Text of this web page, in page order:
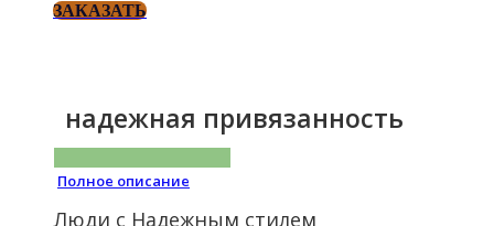
ЗАКАЗАТЬ
надежная привязанность
Полное описание
Люди с Надежным стилем